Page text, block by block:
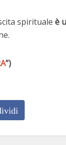
spirituale è
”)